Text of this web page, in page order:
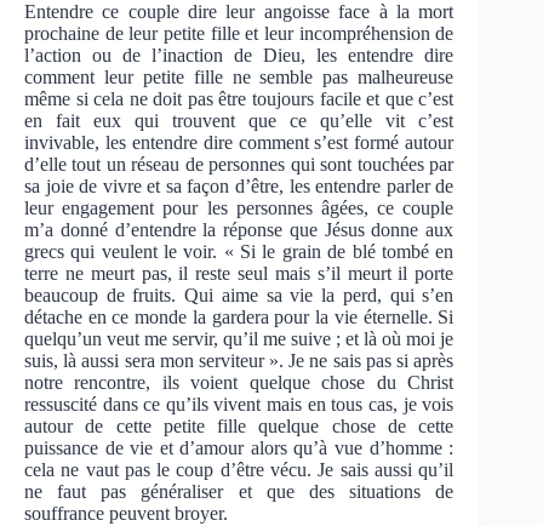
Entendre ce couple dire leur angoisse face à la mort
prochaine de leur petite fille et leur incompréhension de
l’action ou de l’inaction de Dieu, les entendre dire
comment leur petite fille ne semble pas malheureuse
même si cela ne doit pas être toujours facile et que c’est
en fait eux qui trouvent que ce qu’elle vit c’est
invivable, les entendre dire comment s’est formé autour
d’elle tout un réseau de personnes qui sont touchées par
sa joie de vivre et sa façon d’être, les entendre parler de
leur engagement pour les personnes âgées, ce couple
m’a donné d’entendre la réponse que Jésus donne aux
grecs qui veulent le voir. « Si le grain de blé tombé en
terre ne meurt pas, il reste seul mais s’il meurt il porte
beaucoup de fruits. Qui aime sa vie la perd, qui s’en
détache en ce monde la gardera pour la vie éternelle. Si
quelqu’un veut me servir, qu’il me suive ; et là où moi je
suis, là aussi sera mon serviteur ». Je ne sais pas si après
notre rencontre, ils voient quelque chose du Christ
ressuscité dans ce qu’ils vivent mais en tous cas, je vois
autour de cette petite fille quelque chose de cette
puissance de vie et d’amour alors qu’à vue d’homme :
cela ne vaut pas le coup d’être vécu. Je sais aussi qu’il
ne faut pas généraliser et que des situations de
souffrance peuvent broyer.